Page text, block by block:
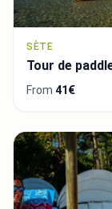
SÈTE
Tour de
From 41€